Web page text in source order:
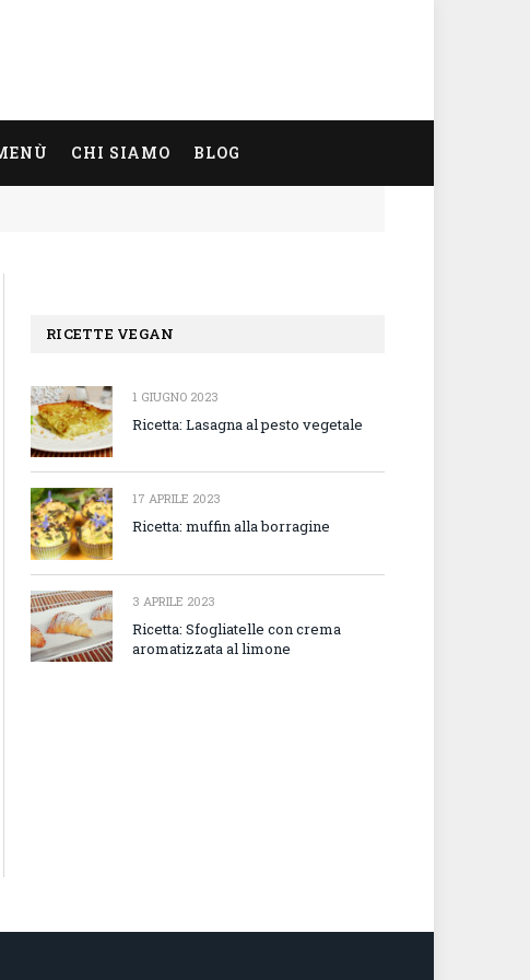
CHI SIAMO BLOG
RICETTE VEGAN
1 GIUGNO 2023
Ricetta: Lasagna al pesto vegetale
17 APRILE 2023
Ricetta: muffin alla borragine
3 APRILE 2023
Ricetta: Sfogliatelle con crema
aromatizzata al limone